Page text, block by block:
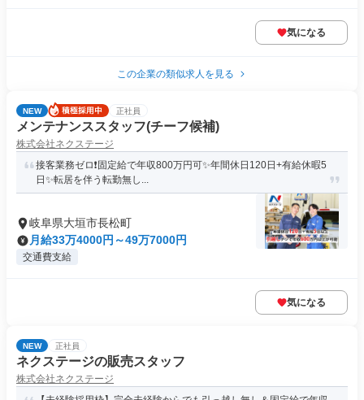
気になる
この企業の類似求人を見る
NEW 正社員
メンテナンススタッフ(チーフ候補)
株式会社ネクステージ
接客業務ゼロ❗固定給で年収800万円可✨年間休日120日+有給休暇5
日✨転居を伴う転勤無し...
岐阜県大垣市長松町
月給33万4000円～49万7000円
交通費支給
気になる
NEW 正社員
ネクステージの販売スタッフ
株式会社ネクステージ